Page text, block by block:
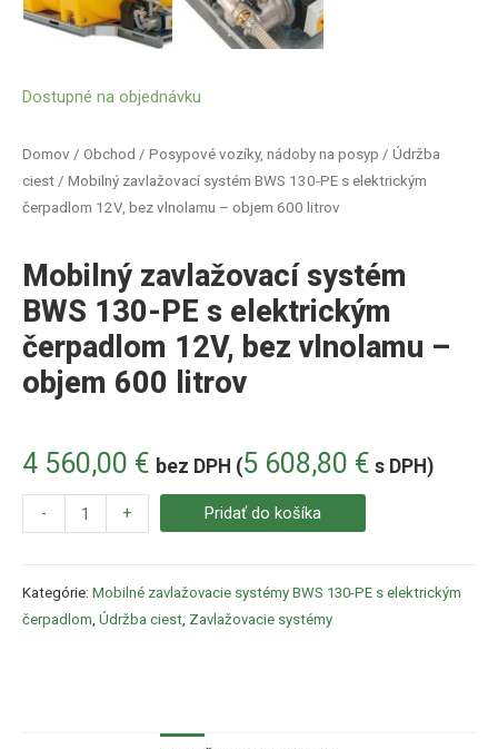
Domov / Obchod / Posypové vozíky, nádoby na posyp / Údržba
ciest / Mobilný zavlažovací systém BWS 130-PE s elektrickým
čerpadlom 12V, bez vlnolamu – objem 600 litrov
Mobilný zavlažovací systém
BWS 130-PE s elektrickým
čerpadlom 12V, bez vlnolamu –
objem 600 litrov
4 560,00 € bez DPH (5 608,80 € s DPH)
Dostupné na objednávku
- + Pridať do košíka
Kategórie: Mobilné zavlažovacie systémy BWS 130-PE s elektrickým
čerpadlom Údržba ciest Zavlažovacie systémy